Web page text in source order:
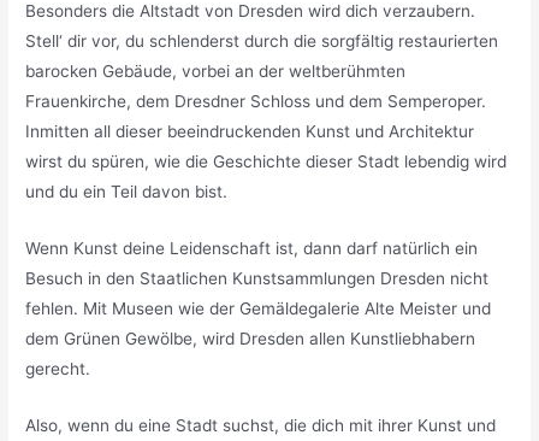
Besonders die Altstadt von Dresden wird dich verzaubern.
Stell‘ dir vor, du schlenderst durch die sorgfältig restaurierten
barocken Gebäude, vorbei an der weltberühmten
Frauenkirche, dem Dresdner Schloss und dem Semperoper.
Inmitten all dieser beeindruckenden Kunst und Architektur
wirst du spüren, wie die Geschichte dieser Stadt lebendig wird
und du ein Teil davon bist.
Wenn Kunst deine Leidenschaft ist, dann darf natürlich ein
Besuch in den Staatlichen Kunstsammlungen Dresden nicht
fehlen. Mit Museen wie der Gemäldegalerie Alte Meister und
dem Grünen Gewölbe, wird Dresden allen Kunstliebhabern
gerecht.
Also, wenn du eine Stadt suchst, die dich mit ihrer Kunst und